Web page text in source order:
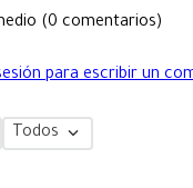
(0 comentarios)
para escribir un
Todos